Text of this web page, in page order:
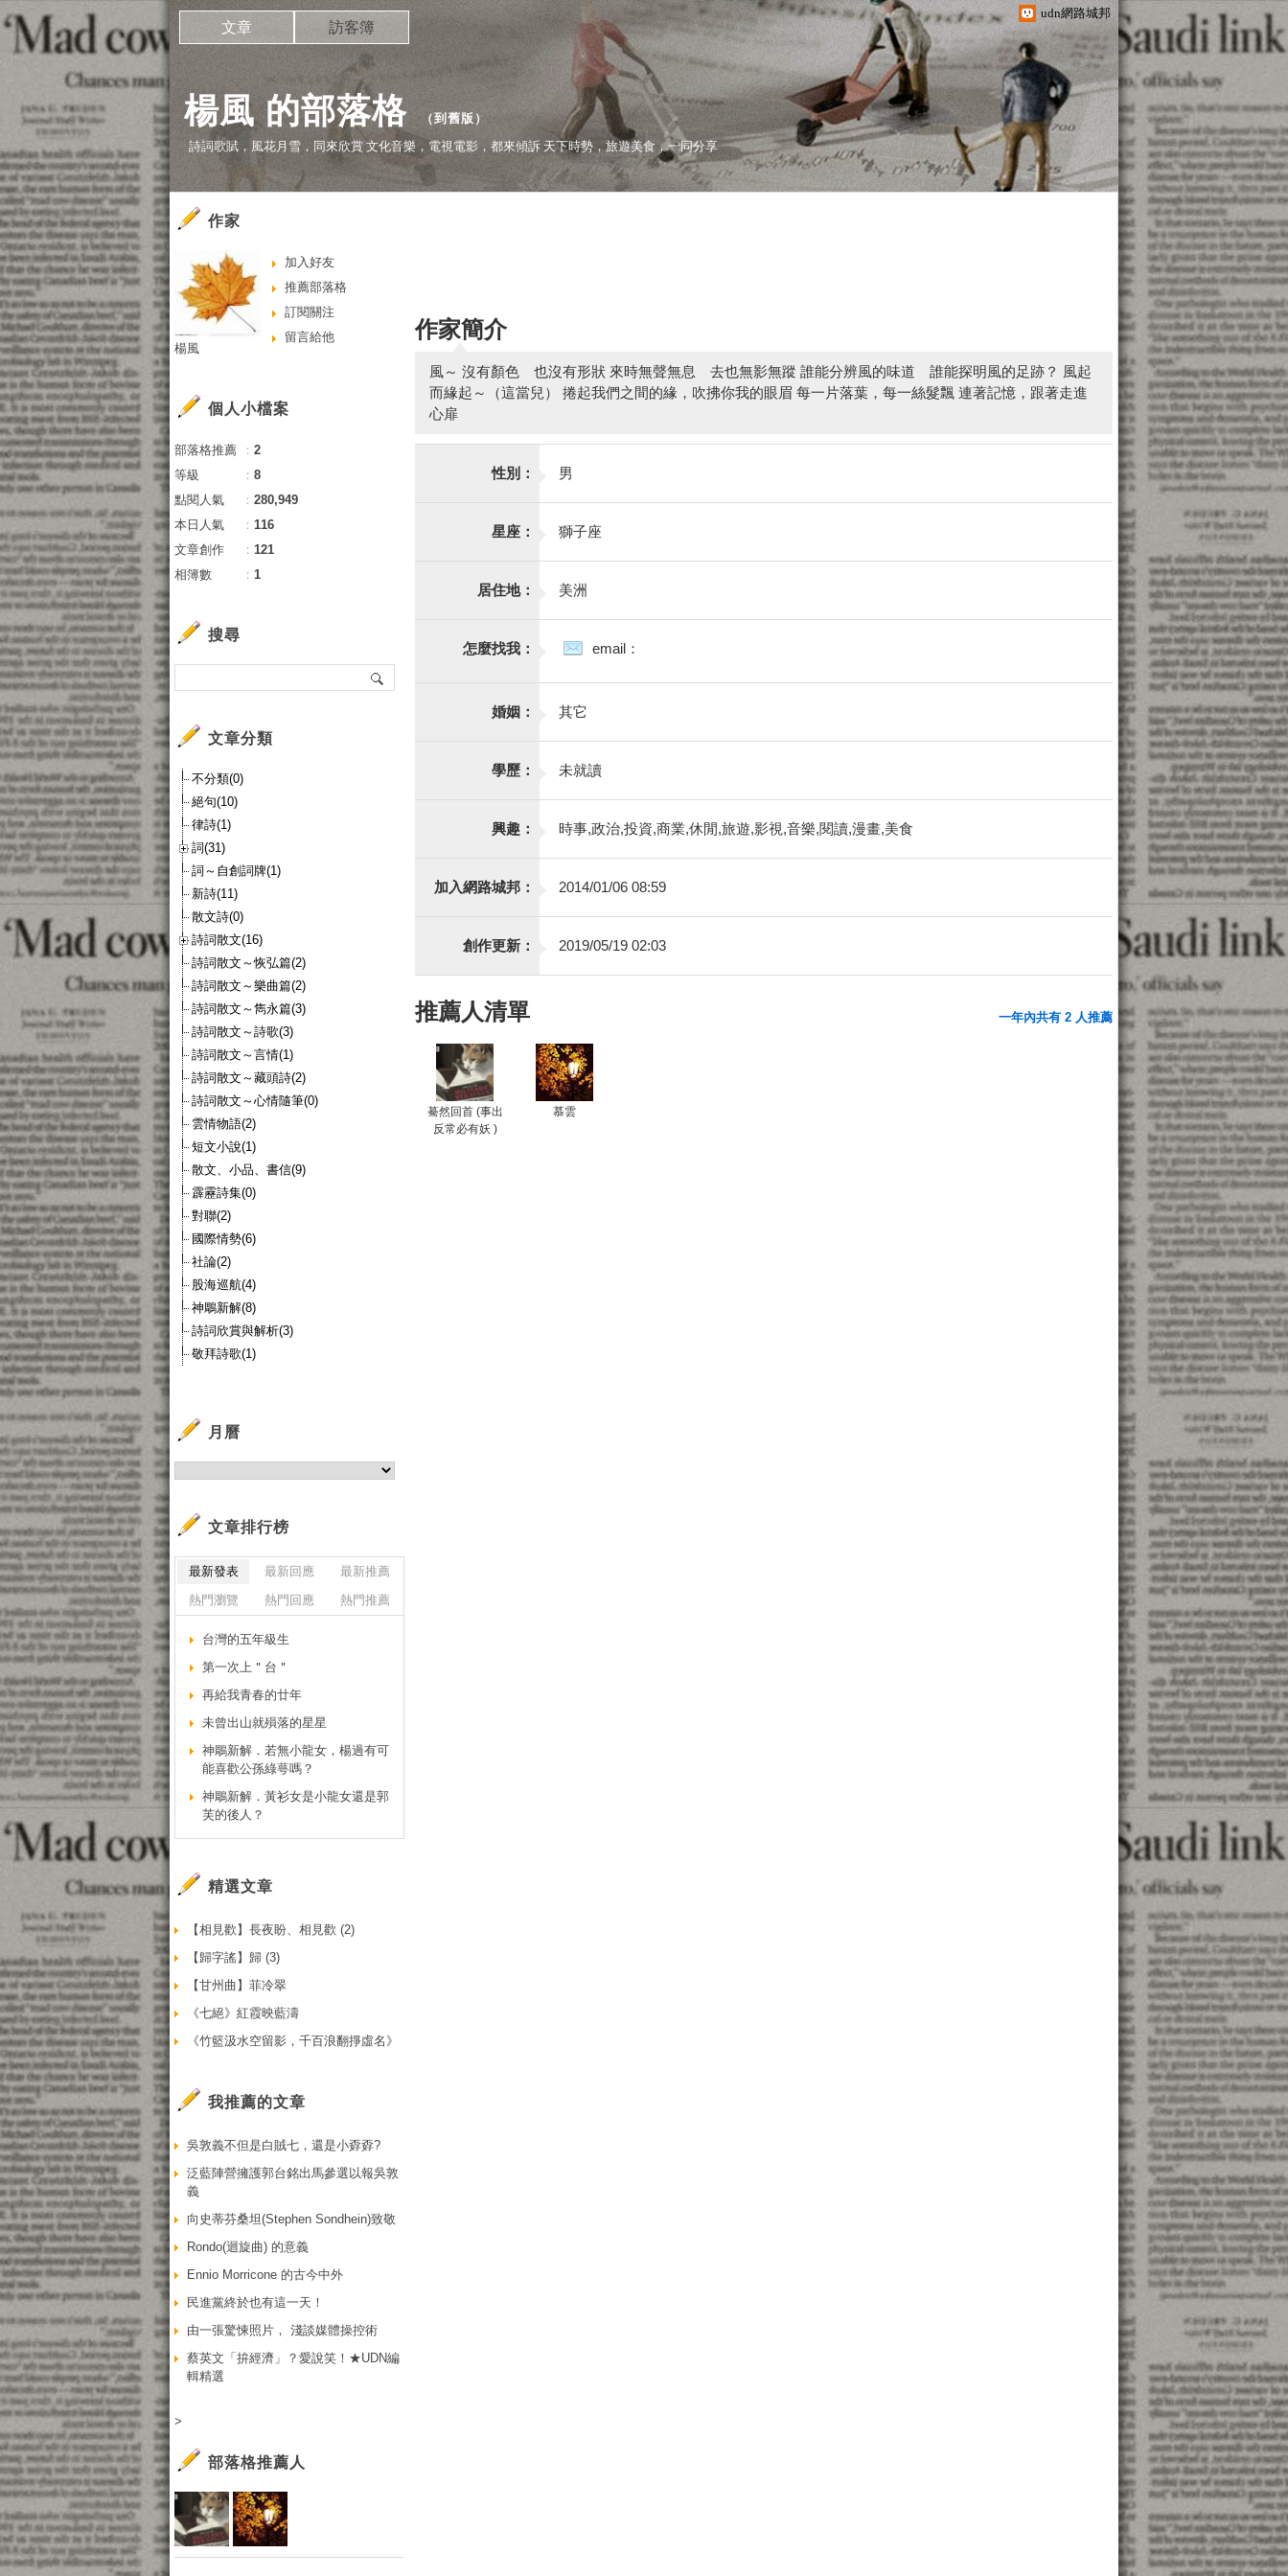
udn網路城邦
楊風 的部落格 （到舊版 ）
詩詞歌賦，風花月雪，同來欣賞 文化音樂，電視電影，都來傾訴 天下時勢，旅遊美食，一同分享
文章 訪客簿
作家簡介
風～ 沒有顏色 也沒有形狀 來時無聲無息 去也無影無蹤 誰能分辨風的味道 誰能探明風的足跡？ 風起
而緣起～（這當兒） 捲起我們之間的緣，吹拂你我的眼眉 每一片落葉，每一絲髮飄 連著記憶，跟著走進
心扉
性別： 男
星座： 獅子座
居住地： 美洲
怎麼找我： email：
婚姻： 其它
學歷： 未就讀
興趣： 時事,政治,投資,商業,休閒,旅遊,影視,音樂,閱讀,漫畫,美食
加入網路城邦： 2014/01/06 08:59
創作更新： 2019/05/19 02:03
推薦人清單 一年內共有 2 人推薦
驀然回首 (事出
反常必有妖 )
慕雲
作家
加入好友
推薦部落格
訂閱關注
留言給他
楊風
個人小檔案
部落格推薦 ： 2
等級
： 8
點閱人氣
： 280,949
本日人氣
： 116
文章創作
： 121
相簿數
： 1
搜尋
文章分類
不分類(0)
絕句(10)
律詩(1)
詞(31)
詞～自創詞牌(1)
新詩(11)
散文詩(0)
詩詞散文(16)
詩詞散文～恢弘篇(2)
詩詞散文～樂曲篇(2)
詩詞散文～雋永篇(3)
詩詞散文～詩歌(3)
詩詞散文～言情(1)
詩詞散文～藏頭詩(2)
詩詞散文～心情隨筆(0)
雲情物語(2)
短文小說(1)
散文、小品、書信(9)
霹靂詩集(0)
對聯(2)
國際情勢(6)
社論(2)
股海巡航(4)
神鵰新解(8)
詩詞欣賞與解析(3)
敬拜詩歌(1)
月曆
文章排行榜
最新發表 最新回應
最新推薦
熱門瀏覽
熱門回應 熱門推薦
台灣的五年級生
第一次上＂台＂
再給我青春的廿年
未曾出山就殞落的星星
神鵰新解．若無小龍女，楊過有可
能喜歡公孫綠萼嗎？
神鵰新解．黃衫女是小龍女還是郭
芙的後人？
精選文章
【相見歡】長夜盼、相見歡 (2)
【歸字謠】歸 (3)
【甘州曲】菲冷翠
《七絕》紅霞映藍濤
《竹籃汲水空留影，千百浪翻掙虛名》
我推薦的文章
吳敦義不但是白賊七，還是小孬孬?
泛藍陣營擁護郭台銘出馬參選以報吳敦
義
向史蒂芬桑坦(Stephen Sondhein)致敬
Rondo(迴旋曲) 的意義
Ennio Morricone 的古今中外
民進黨終於也有這一天！
由一張驚悚照片， 淺談媒體操控術
蔡英文「拚經濟」？愛說笑！★UDN編
輯精選
>
部落格推薦人